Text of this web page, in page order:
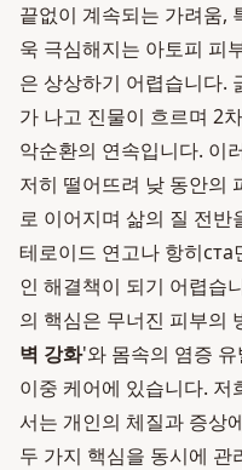
끝없이 계속되는 가려움,
욱 극심해지는 아토피 피
은 상상하기 어렵습니다.
가 나고 진물이 흐르며 2
악순환의 연속입니다. 이
저히 떨어뜨려 낮 동안의
로 이어지며 삶의 질 전반
테로이드 연고나 항히
인 해결책이 되기 어렵습
의 핵심은 무너진 피부의
벽 강화'와 몸속의 염증
이중 케어에 있습니다. 저
서는 개인의 체질과 증상
두 가지 핵심을 동시에 관